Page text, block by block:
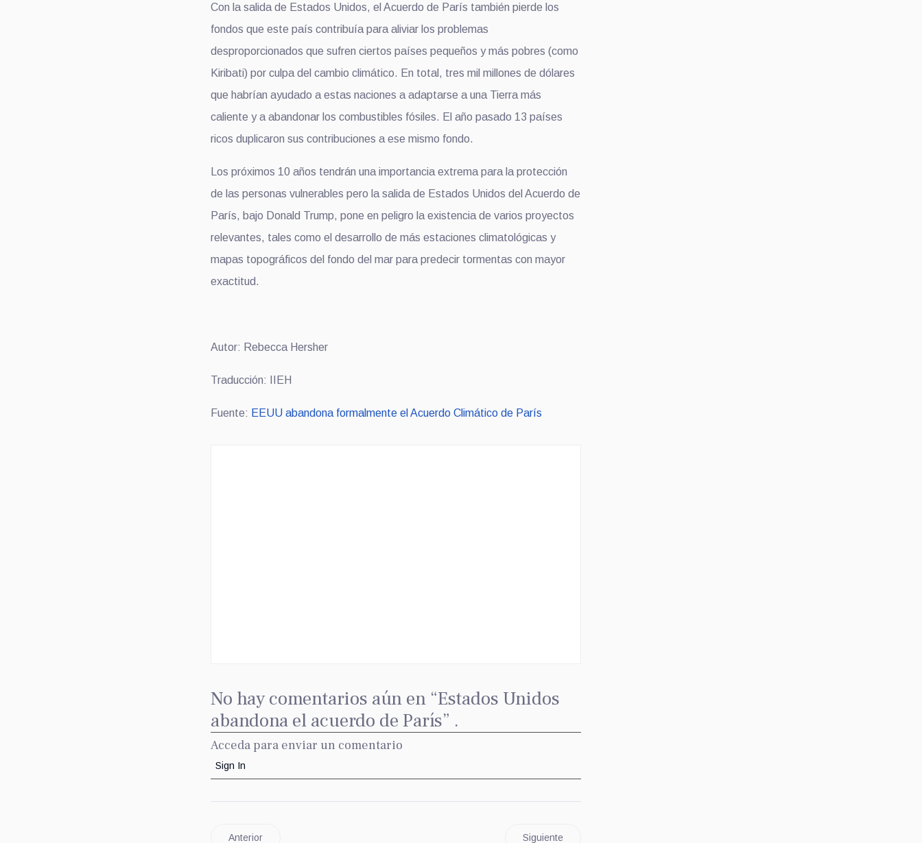
Con la salida de Estados Unidos, el Acuerdo de París también pierde los
fondos que este país contribuía para aliviar los problemas
desproporcionados que sufren ciertos países pequeños y más pobres (como
Kiribati) por culpa del cambio climático. En total, tres mil millones de dólares
que habrían ayudado a estas naciones a adaptarse a una Tierra más
caliente y a abandonar los combustibles fósiles. El año pasado 13 países
ricos duplicaron sus contribuciones a ese mismo fondo.
Los próximos 10 años tendrán una importancia extrema para la protección
de las personas vulnerables pero la salida de Estados Unidos del Acuerdo de
París, bajo Donald Trump, pone en peligro la existencia de varios proyectos
relevantes, tales como el desarrollo de más estaciones climatológicas y
mapas topográficos del fondo del mar para predecir tormentas con mayor
exactitud.
Autor: Rebecca Hersher
Traducción: IIEH
Fuente: EEUU abandona formalmente el Acuerdo Climático de París
No hay comentarios aún en “Estados Unidos
abandona el acuerdo de París” .
Acceda para enviar un comentario
Sign In
Anterior Siguiente